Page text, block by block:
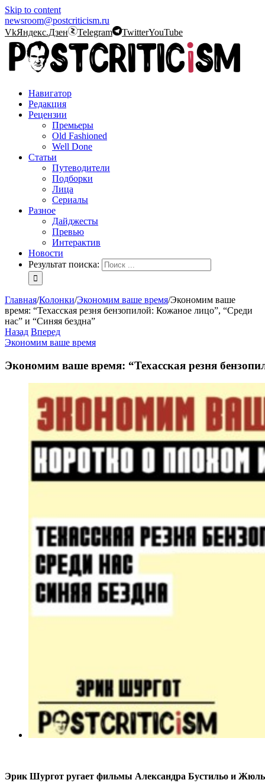
Skip to content
newsroom@postcriticism.ru
VkЯндекс.Дзен Telegram TwitterYouTube
Навигатор
Редакция
Рецензии
Премьеры
Old Fashioned
Well Done
Статьи
Путеводители
Подборки
Лица
Сериалы
Разное
Дайджесты
Превью
Интерактив
Новости
Результат поиска:
Главная/Колонки/Экономим ваше время/Экономим ваше
время: “Техасская резня бензопилой: Кожаное лицо”, “Среди
нас” и “Синяя бездна”
Назад Вперед
Экономим ваше время
Экономим ваше время: “Техасская резня
Эрик Шургот ругает фильмы Александра Бустильо и